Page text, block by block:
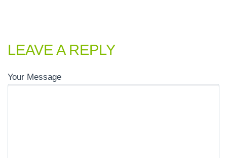
LEAVE A REPLY
Your Message